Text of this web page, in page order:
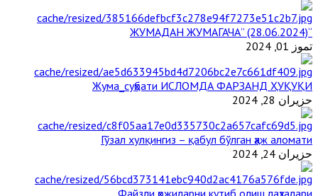
“ЖУМАДАН ЖУМАГАЧА” (28.06.2024)
تموز 01, 2024
Жума_суҳбати ИСЛОМДА ФАРЗАНД ҲУҚУҚИ
حزيران 28, 2024
Гўзал хулқингиз – қабул бўлган ҳаж аломати
حزيران 24, 2024
Файзли ҳожиларни кутиб олиш лаҳзалари